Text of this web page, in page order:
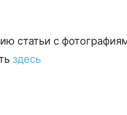
статьи с
здесь